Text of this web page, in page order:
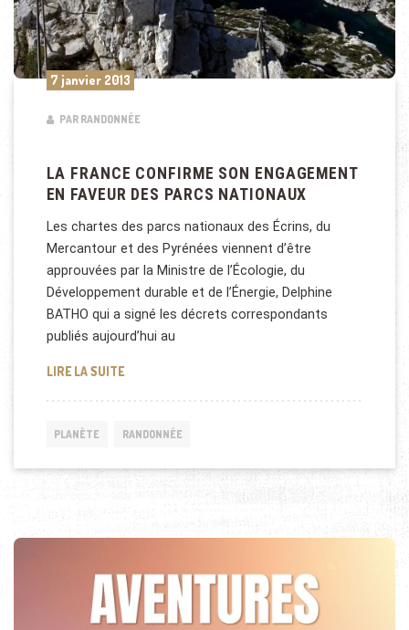
7 janvier 2013
PAR RANDONNÉE
LA FRANCE CONFIRME SON ENGAGEMENT
EN FAVEUR DES PARCS NATIONAUX
Les chartes des parcs nationaux des Écrins, du
Mercantour et des Pyrénées viennent d’être
approuvées par la Ministre de l’Écologie, du
Développement durable et de l’Énergie, Delphine
BATHO qui a signé les décrets correspondants
publiés aujourd’hui au
LIRE LA SUITELA FRANCE CONFIRME SON ENGAGEMENT EN
PLANÈTE RANDONNÉE